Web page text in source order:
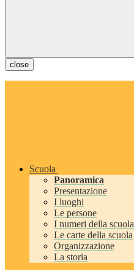
close
Scuola
Panoramica
Presentazione
I luoghi
Le persone
I numeri della scuola
Le carte della scuola
Organizzazione
La storia